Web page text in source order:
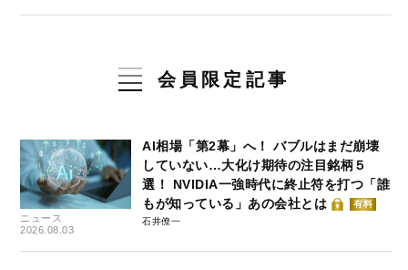
会員限定記事
ニュース
2026.08.03
AI相場「第2幕」へ！ バブルはまだ崩壊
していない…大化け期待の注目銘柄５
選！ NVIDIA一強時代に終止符を打つ「誰
もが知っている」あの会社とは
有料
石井僚一